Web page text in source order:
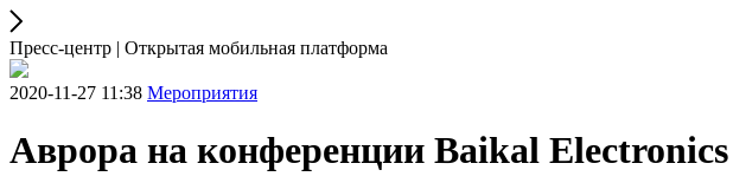
Пресс-центр | Открытая мобильная платформа
2020-11-27 11:38 Мероприятия
Аврора на конференции Baikal Electronics